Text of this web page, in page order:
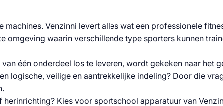
machines. Venzinni levert alles wat een professionele
omgeving waarin verschillende type sporters kunnen
één onderdeel los te leveren, wordt gekeken naar het
logische, veilige en aantrekkelijke indeling? Door die
Kies voor sportschool apparatuur van